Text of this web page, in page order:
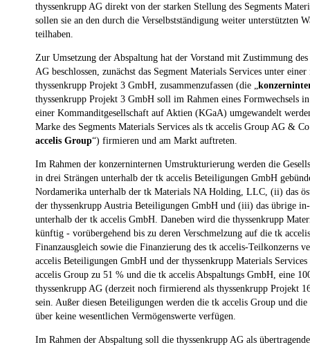
thyssenkrupp AG direkt von der starken Stellung des Segments
sollen sie an den durch die Verselbstständigung weiter unterstützten
teilhaben.
Zur Umsetzung der Abspaltung hat der Vorstand mit Zustimmung
AG beschlossen, zunächst das Segment Materials Services unter
thyssenkrupp Projekt 3 GmbH, zusammenzufassen (die „
thyssenkrupp Projekt 3 GmbH soll im Rahmen eines Formwechsels
einer Kommanditgesellschaft auf Aktien (KGaA) umgewandelt
Marke des Segments Materials Services als tk accelis Group AG &
accelis Group“) firmieren und am Markt auftreten.
Im Rahmen der konzerninternen Umstrukturierung werden die
in drei Strängen unterhalb der tk accelis Beteiligungen GmbH
Nordamerika unterhalb der tk Materials NA Holding, LLC, (ii) das
der thyssenkrupp Austria Beteiligungen GmbH und (iii) das übrige in-
unterhalb der tk accelis GmbH. Daneben wird die thyssenkrupp
künftig - vorübergehend bis zu deren Verschmelzung auf die tk
Finanzausgleich sowie die Finanzierung des tk accelis-Teilkonzerns
accelis Beteiligungen GmbH und der thyssenkrupp Materials
accelis Group zu 51 % und die tk accelis Abspaltungs GmbH, eine
thyssenkrupp AG (derzeit noch firmierend als thyssenkrupp Projekt
sein. Außer diesen Beteiligungen werden die tk accelis Group und
über keine wesentlichen Vermögenswerte verfügen.
Im Rahmen der Abspaltung soll die thyssenkrupp AG als